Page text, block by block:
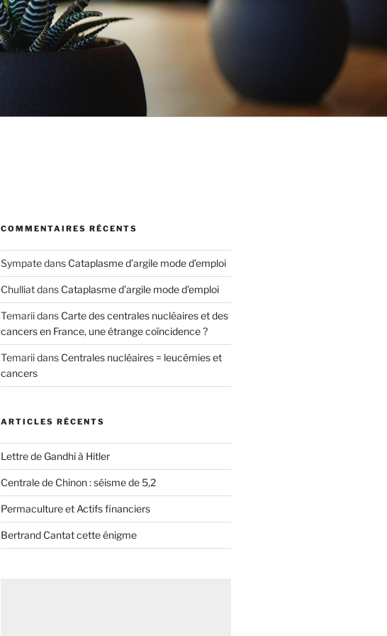
COMMENTAIRES RÉCENTS
Sympatedans Cataplasme d’argile mode d’emploi
Chulliatdans Cataplasme d’argile mode d’emploi
Temariidans Carte des centrales nucléaires et des
cancers en France, une étrange coïncidence ?
Temariidans Centrales nucléaires = leucémies et
cancers
ARTICLES RÉCENTS
Lettre de Gandhi à Hitler
Centrale de Chinon : séisme de 5,2
Permaculture et Actifs financiers
Bertrand Cantat cette énigme